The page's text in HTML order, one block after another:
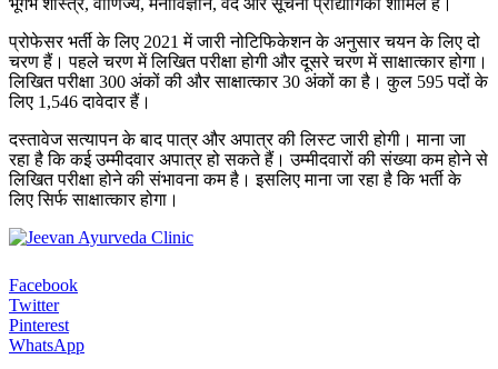
प्रोफेसर भर्ती के लिए 2021 में जारी नोटिफिकेशन के अनुसार चयन के लिए दो
चरण हैं। पहले चरण में लिखित परीक्षा होगी और दूसरे चरण में साक्षात्कार होगा।
लिखित परीक्षा 300 अंकों की और साक्षात्कार 30 अंकों का है। कुल 595 पदों के
लिए 1,546 दावेदार हैं।
दस्तावेज सत्यापन के बाद पात्र और अपात्र की लिस्ट जारी होगी। माना जा
रहा है कि कई उम्मीदवार अपात्र हो सकते हैं। उम्मीदवारों की संख्या कम होने से
लिखित परीक्षा होने की संभावना कम है। इसलिए माना जा रहा है कि भर्ती के
लिए सिर्फ साक्षात्कार होगा।
Facebook
Twitter
Pinterest
WhatsApp